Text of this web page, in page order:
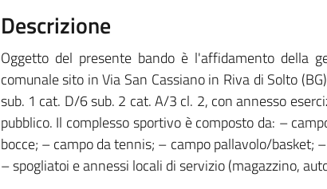
Descrizione
Oggetto del presente bando è l'affidamento della
comunale sito in Via San Cassiano in Riva di Solto
sub. 1 cat. D/6 sub. 2 cat. A/3 cl. 2, con annesso
pubblico. Il complesso sportivo è composto da: –
bocce; – campo da tennis; – campo pallavolo/basket;
– spogliatoi e annessi locali di servizio (magazzino,